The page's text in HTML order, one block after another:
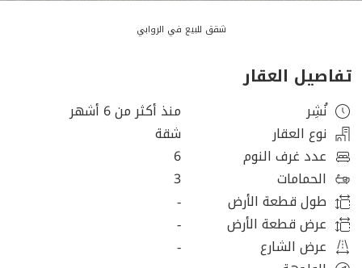
شقق للبيع في الروابي
تفاصيل العقار
نُشِر
منذ أكثر من 6 أشهر
نوع العقار
شقة
عدد غرف النوم
6
الحمامات
3
طول قطعة الأرض
-
عرض قطعة الأرض
-
عرض الشارع
-